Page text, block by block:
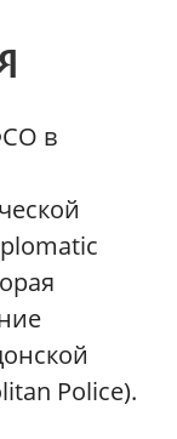
в
Police).